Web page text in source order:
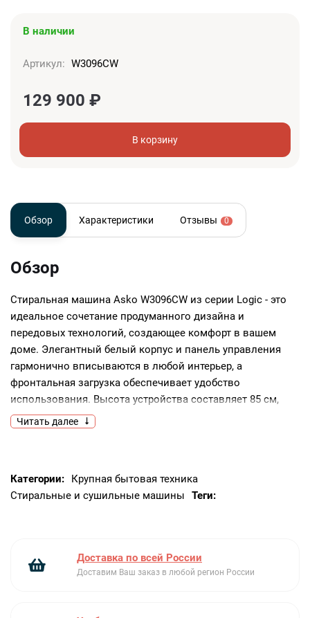
В наличии
Артикул: W3096CW
129 900 ₽
В корзину
Обзор Характеристики Отзывы 0
Обзор
Стиральная машина Asko W3096CW из серии Logic - это
идеальное сочетание продуманного дизайна и
передовых технологий, создающее комфорт в вашем
доме. Элегантный белый корпус и панель управления
гармонично вписываются в любой интерьер, а
фронтальная загрузка обеспечивает удобство
использования. Высота устройства составляет 85 см,
ширина - 59.5 см, а глубина - 57.2 см, что делает его
компактным и позволяет разместить практически в
бережную и эффективную стирку до 9 кг белья.
Оснащенная бесщеточным BLDC мотором, машина
гарантирует быстрое высушивание вещей. Класс
устройства, снижая затраты на электроэнергию и воду.
Читать далее
Категории:
Крупная бытовая техника
Стиральные и сушильные машины
Теги:
Доставка по всей России
Доставим Ваш заказ в любой регион России